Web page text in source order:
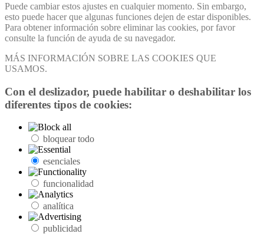
Puede cambiar estos ajustes en cualquier momento. Sin embargo,
esto puede hacer que algunas funciones dejen de estar disponibles.
Para obtener información sobre eliminar las cookies, por favor
consulte la función de ayuda de su navegador.
MÁS INFORMACIÓN SOBRE LAS COOKIES QUE
USAMOS.
Con el deslizador, puede habilitar o deshabilitar los
diferentes tipos de cookies:
bloquear todo
esenciales
funcionalidad
analítica
publicidad